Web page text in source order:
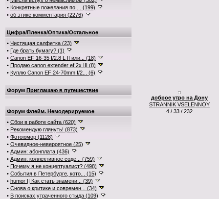
• Конкретные пожелания по ... (199)
• об этике комментария (2276)
Цифра/Пленка/Оптика/Остальное
• Чистящая салфетка (23)
• Где брать бумагу? (1)
• Canon EF 16-35 f/2.8 L II или... (18)
• Продаю canon extender ef 2x III (8)
• Куплю Canon EF 24-70mm f/2... (6)
Форум Приглашаю в путешествие
Форум Флейм. Немодерируемое
• Сбои в работе сайта (620)
• Рекомендую глянуть! (873)
• Фотоюмор (1128)
• Очевидное-невероятное (25)
• Админ: абонплата (436)
• Админ: коллективное соде... (759)
• Почему я не концептуалист? (498)
• События в Петербурге, кото... (15)
• humor || Как стать знамени... (39)
• Снова о критике и современ... (34)
• В поисках утраченного стыда (109)
доброе утро на Дону
STRANNIK VSELENNOY
4 / 33 / 232